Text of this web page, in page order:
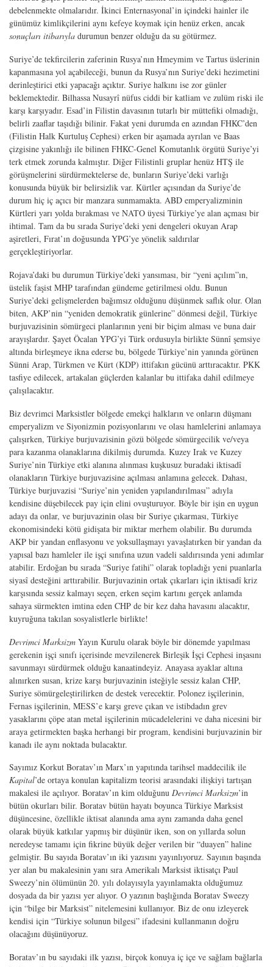
debelenmek­te olmalarıdır. İkinci Enternasyonal’in içindeki hainler ile
günümüz kimlikçilerini aynı kefeye koymak için henüz erken, ancak
sonuçları itibarıyla durumun benzer olduğu da su götürmez.
Suriye’de tekfircilerin zaferinin Rusya’nın Hmeymim ve Tartus üslerinin
kapan­masına yol açabileceği, bunun da Rusya’nın Suriye’deki hezimetini
derinleştirici etki yapacağı açıktır. Suriye halkını ise zor günler
beklemektedir. Bilhassa Nusayrî nüfus ciddi bir katliam ve zulüm riski ile
karşı karşıyadır. Esad’in Filistin davası­nın tutarlı bir müttefiki olmadığı,
belirli zaaflar taşıdığı bilinir. Fakat yeni durumda en azından FHKC’den
(Filistin Halk Kurtuluş Cephesi) erken bir aşamada ayrılan ve Baas
çizgisine yakınlığı ile bilinen FHKC-Genel Komutanlık örgütü Suriye’yi
terk etmek zorunda kalmıştır. Diğer Filistinli gruplar henüz HTŞ ile
görüşmelerini sürdürmektelerse de, bunların Suriye’deki varlığı
konusunda büyük bir belirsizlik var. Kürtler açısından da Suriye’de
durum hiç iç açıcı bir manzara sunmamakta. ABD emperyalizminin
Kürtleri yarı yolda bırakması ve NATO üyesi Türkiye’ye alan açması bir
ihtimal. Tam da bu sırada Suriye’deki yeni dengeleri okuyan Arap
aşiretleri, Fırat’ın doğusunda YPG’ye yönelik saldırılar
gerçekleştiriyorlar.
Rojava’daki bu durumun Türkiye’deki yansıması, bir “yeni açılım”ın,
üstelik fa­şist MHP tarafından gündeme getirilmesi oldu. Bunun
Suriye’deki gelişmelerden bağımsız olduğunu düşünmek saflık olur. Olan
biten, AKP’nin “yeniden demok­ratik günlerine” dönmesi değil, Türkiye
burjuvazisinin sömürgeci planlarının yeni bir biçim alması ve buna dair
arayışlardır. Şayet Öcalan YPG’yi Türk ordusuyla birlikte Sünnî şemsiye
altında birleşmeye ikna ederse bu, bölgede Türkiye’nin ya­nında görünen
Sünni Arap, Türkmen ve Kürt (KDP) ittifakın gücünü arttıracaktır. PKK
tasfiye edilecek, artakalan güçlerden kalanlar bu ittifaka dahil edilmeye
çalı­şılacaktır.
Biz devrimci Marksistler bölgede emekçi halkların ve onların düşmanı
emperya­lizm ve Siyonizmin pozisyonlarını ve olası hamlelerini anlamaya
çalışırken, Tür­kiye burjuvazisinin gözü bölgede sömürgecilik ve/veya
para kazanma olanaklarına dikilmiş durumda. Kuzey Irak ve Kuzey
Suriye’nin Türkiye etki alanına alınması kuşkusuz buradaki iktisadî
olanakların Türkiye burjuvazisine açılması anlamına gelecek. Dahası,
Türkiye burjuvazisi “Suriye’nin yeniden yapılandırılması” adıyla
kendisine düşebilecek pay için elini ovuşturuyor. Böyle bir işin en uygun
adayı da onlar, ve burjuvazinin olası bir Suriye çıkarması, Türkiye
ekonomisindeki kötü gi­dişata bir miktar merhem olabilir. Bu durumda
AKP bir yandan enflasyonu ve yok­sullaşmayı yavaşlatırken bir yandan da
yapısal bazı hamleler ile işçi sınıfına uzun vadeli saldırısında yeni adımlar
atabilir. Erdoğan bu sırada “Suriye fatihi” olarak topladığı yeni puanlarla
siyasî desteğini arttırabilir. Burjuvazinin ortak çıkarları için iktisadî kriz
karşısında sessiz kalmayı seçen, erken seçim kartını gerçek anlamda
sahaya sürmekten imtina eden CHP de bir kez daha havasını alacaktır,
kuyruğuna takılan sosyalistlerle birlikte!
Devrimci Marksizm Yayın Kurulu olarak böyle bir dönemde yapılması
gereke­nin işçi sınıfı içerisinde mevzilenerek Birleşik İşçi Cephesi inşasını
savunmayı sür­dürmek olduğu kanaatindeyiz. Anayasa ayaklar altına
alınırken susan, krize karşı burjuvazinin isteğiyle sessiz kalan CHP,
Suriye sömürgeleştirilirken de destek vere­cektir. Polonez işçilerinin,
Fernas işçilerinin, MESS’e karşı greve çıkan ve istibda­dın grev
yasaklarını çöpe atan metal işçilerinin mücadelelerini ve daha nicesini bir
araya getirmekten başka herhangi bir program, kendisini burjuvazinin bir
kanadı ile aynı noktada bulacaktır.
Sayımız Korkut Boratav’ın Marx’ın yapıtında tarihsel maddecilik ile
Kapital’de ortaya konulan kapitalizm teorisi arasındaki ilişkiyi tartışan
makalesi ile açılıyor. Boratav’ın kim olduğunu Devrimci Marksizm’in
bütün okurları bilir. Boratav bütün hayatı boyunca Türkiye Marksist
düşüncesine, özellikle iktisat alanında ama aynı zamanda daha genel
olarak büyük katkılar yapmış bir düşünür iken, son on yıllarda solun
neredeyse tamamı için fikrine büyük değer verilen bir “duayen” haline
gelmiştir. Bu sayıda Boratav’ın iki yazısını yayınlıyoruz. Sayının başında
yer alan bu makalesinin yanı sıra Amerikalı Marksist iktisatçı Paul
Sweezy’nin ölümünün 20. yılı dolayısıyla yayınlamakta olduğumuz
dosyada da bir yazısı yer alıyor. O yazının başlığında Boratav Sweezy
için “bilge bir Marksist” nitelemesini kullanıyor. Biz de onu izleyerek
kendisi için “Türkiye solunun bilgesi” ifadesini kullanmanın doğru
olacağını düşünüyoruz.
Boratav’ın bu sayıdaki ilk yazısı, birçok konuya iç içe ve sağlam bağlarla